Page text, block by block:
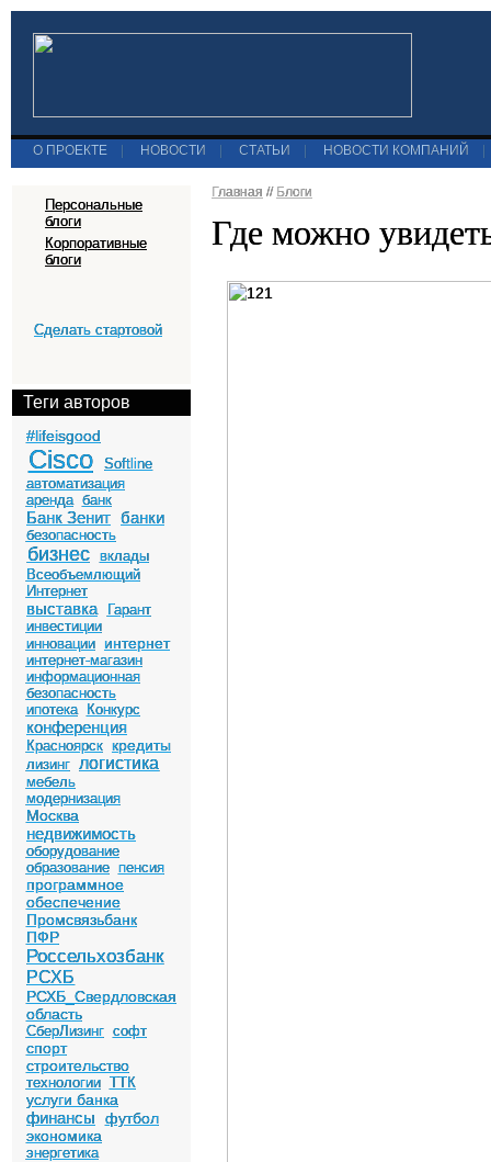
О ПРОЕКТЕ НОВОСТИ СТАТЬИ НОВОСТИ КОМПАНИЙ
Персональные
блоги
Корпоративные
блоги
Сделать стартовой
Теги авторов
#lifeisgood
Cisco
Softline
автоматизация
аренда банк
Банк Зенит банки
безопасность
бизнес
вклады
Всеобъемлющий
Интернет
выставка
Гарант
инвестиции
инновации
интернет
интернет-магазин
информационная
безопасность
ипотека
Конкурс
конференция
Красноярск кредиты
лизинг логистика
мебель
модернизация
Москва
недвижимость
оборудование
образование пенсия
программное
обеспечение
Промсвязьбанк
ПФР
Россельхозбанк
РСХБ
РСХБ_Свердловская
область
СберЛизинг софт
спорт
строительство
технологии ТТК
услуги банка
финансы
футбол
экономика
энергетика
Главная // Блоги
Где можно